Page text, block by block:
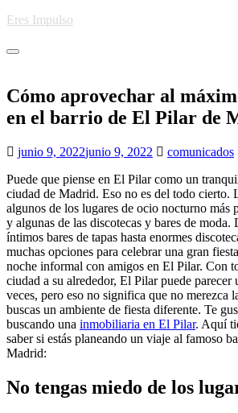
Skip
main
Eres Impulso
Toggle
Cómo aprovechar al
en el barrio de El Pilar de
junio 9, 2022junio 9, 2022 comunicados
Puede que piense en El Pilar como un
ciudad de Madrid. Eso no es del todo cierto.
algunos de los lugares de ocio nocturno más
y algunas de las discotecas y bares de moda.
íntimos bares de tapas hasta enormes
muchas opciones para celebrar una gran
noche informal con amigos en El Pilar. Con
ciudad a su alrededor, El Pilar puede parecer
veces, pero eso no significa que no merezca
buscas un ambiente de fiesta diferente. Te
buscando una inmobiliaria en El Pilar. Aquí
saber si estás planeando un viaje al famoso
Madrid:
No tengas miedo de los